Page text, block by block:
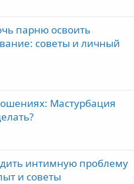
парню освоить
советы и личный
Мастурбация
интимную проблему
и советы